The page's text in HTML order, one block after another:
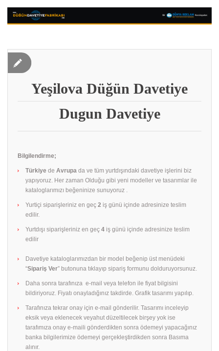
Yeşilova Düğün Davetiye
Dugun Davetiye
Bilgilendirme;
Türkiye de Avrupa da ve tüm yurtdışındaki davetiye işlerini biz
yapıyoruz. Her zaman Olduğu gibi yeni modeller ve tasarımlar ile
kataloglarımızı beğeninize sunuyoruz .
Yurtiçi siparişleriniz en geç 2 iş günü içinde adresinize teslim
edilir.
Yurtdışı siparişleriniz en geç 4 iş günü içinde adresinize teslim
edilir
Davetiye kataloglarımızdan bir model beğenip üst menüdeki
“Sipariş Ver” butonuna tıklayıp sipariş formunu dolduruyorsunuz.
Daha sonra tarafınıza e-mail veya telefon ile fiyat bilgisini
bildiriyoruz. Fiyatı onayladığınız takdirde. Grafik tasarımı yapılıp.
Tarafınıza tekrar onay için e-mail gönderilir. Tasarımı inceleyip
eksik veya eklenecek veyahut düzeltilecek birşey yok ise
tarafımıza onay e-maili gönderdikten sonra ödemeyi yapacağınız
banka bilgilerimize ödemeyi gerçekleştirdikden sonra Basıma
alınır.